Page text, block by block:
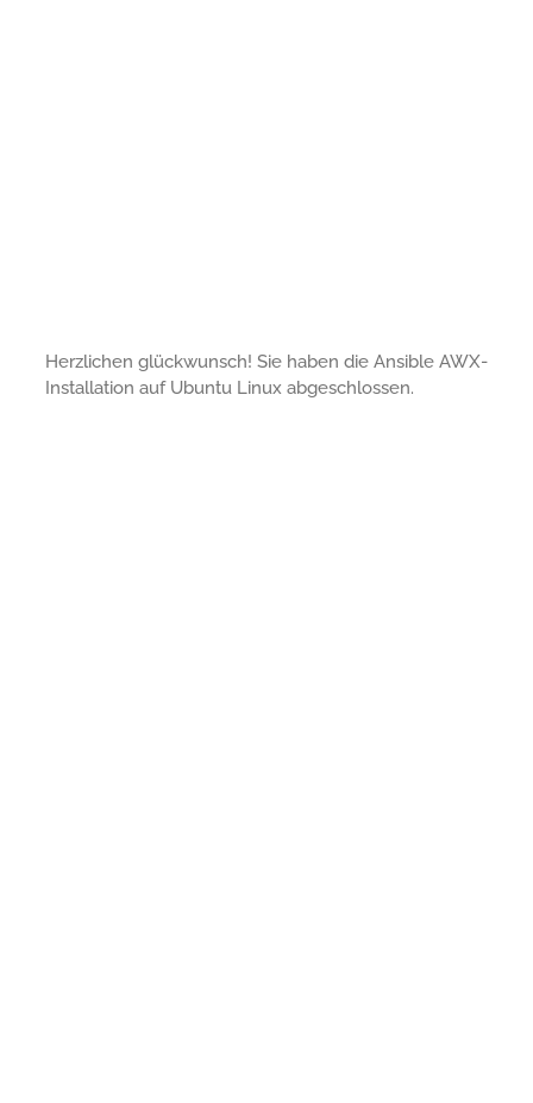
Herzlichen glückwunsch! Sie haben die Ansible AWX-
Installation auf Ubuntu Linux abgeschlossen.